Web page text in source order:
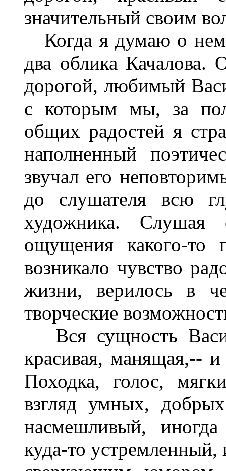
значительный своим
Когда я думаю о
два облика
дорогой, любимый
с которым мы, за
общих радостей я
наполненный
звучал его
до слушателя всю
художника. Слушая
ощущения какого-то
возникало чувство
жизни, верилось в
творческие
Вся сущность
красивая, манящая,--
Походка, голос,
взгляд умных,
насмешливый,
куда-то